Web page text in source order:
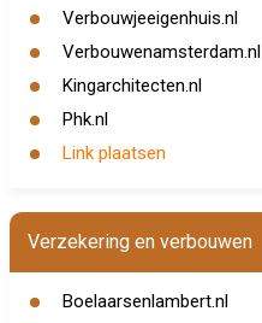
Verbouwjeeigenhuis.nl
Verbouwenamsterdam.nl
Kingarchitecten.nl
Phk.nl
Link plaatsen
Verzekering en verbouwen
Boelaarsenlambert.nl